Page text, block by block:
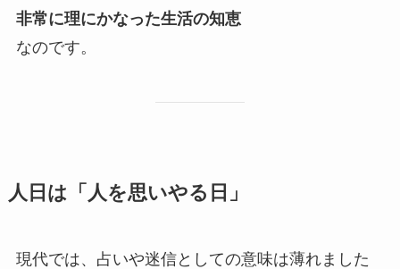
非常に理にかなった生活の知恵
なのです。
人日は「人を思いやる日」
現代では、占いや迷信としての意味は薄れました